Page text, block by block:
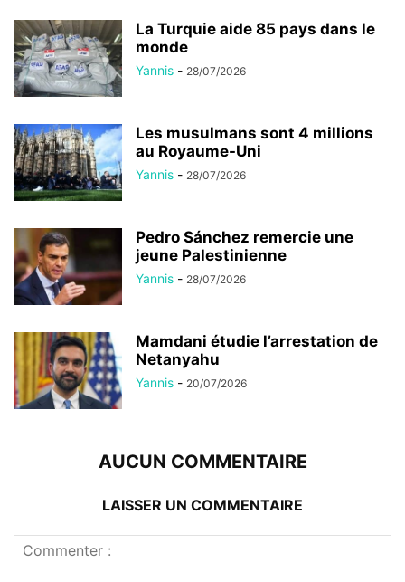
La Turquie aide 85 pays dans le
monde
Yannis - 28/07/2026
Les musulmans sont 4 millions
au Royaume-Uni
Yannis - 28/07/2026
Pedro Sánchez remercie une
jeune Palestinienne
Yannis - 28/07/2026
Mamdani étudie l’arrestation de
Netanyahu
Yannis - 20/07/2026
AUCUN COMMENTAIRE
LAISSER UN COMMENTAIRE